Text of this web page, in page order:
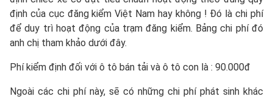
định của cục đăng kiểm Việt Nam hay không ! Đó là chi phí
để duy trì hoạt động của trạm đăng kiểm. Bảng chi phí đó
anh chị tham khảo dưới đây.
Phí kiểm định đối với ô tô bán tải và ô tô con là : 90.000đ
Ngoài các chi phí này, sẽ có những chi phí phát sinh khác